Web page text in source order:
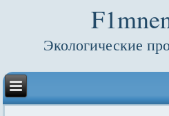
Экологические